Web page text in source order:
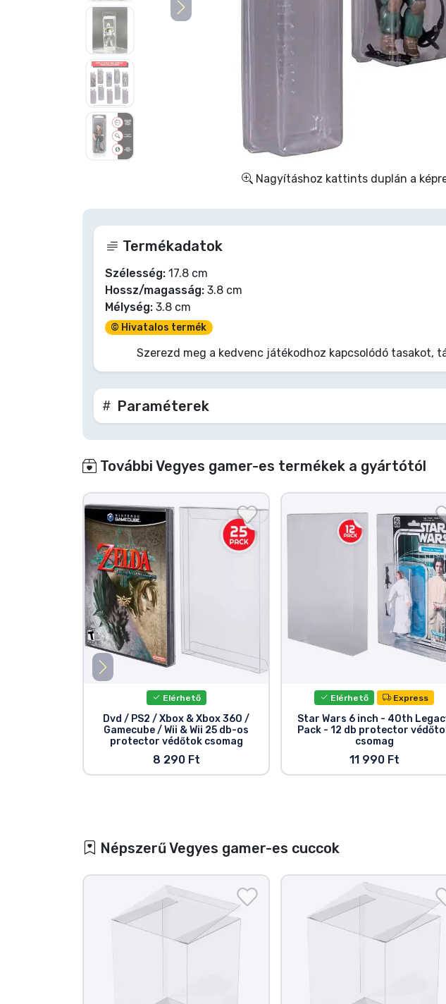
Nagyításhoz kattints duplán a
Termékadatok
Szélesség: 17.8 cm
Hossz/magasság: 3.8 cm
Mélység: 3.8 cm
© Hivatalos termék
Szerezd meg a kedvenc játékodhoz kapcsolódó tasakot,
Paraméterek
További Vegyes gamer-es termékek a gyártótól
Elérhető
Dvd / PS2 / Xbox & Xbox 360 /
Gamecube / Wii & Wii 25 db-os
protector védőtok csomag
8 290 Ft
Elérhető Express
Star Wars 6 inch - 40th
Pack - 12 db protector
csomag
11 990 Ft
Népszerű Vegyes gamer-es cuccok
Szállítás és fizetés
Sorozatos cuccok
Filmes cuccok
Mesés cuccok
Gamer cuccok
Sportos cuccok
Zenés cuccok